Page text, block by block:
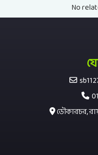
No
ডৌকারচর,